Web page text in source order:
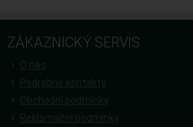
ZÁKAZNICKÝ SERVIS
O nás
Podrobné kontakty
Obchodní podmínky
Reklamační podmínky